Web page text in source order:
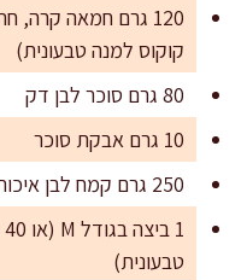
קוקוס למנה טבעונית)
80 גרם סוכר לבן דק
10 גרם אבקת סוכר
250 גרם קמח לבן איכותי
טבעונית)